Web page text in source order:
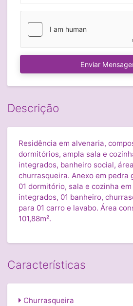
Enviar
Descrição
Residência em alvenaria,
dormitórios, ampla sala e
integrados, banheiro social,
churrasqueira. Anexo em pedra
01 dormitório, sala e cozinha
integrados, 01 banheiro,
para 01 carro e lavabo. Área
101,88m².
Características
Churrasqueira